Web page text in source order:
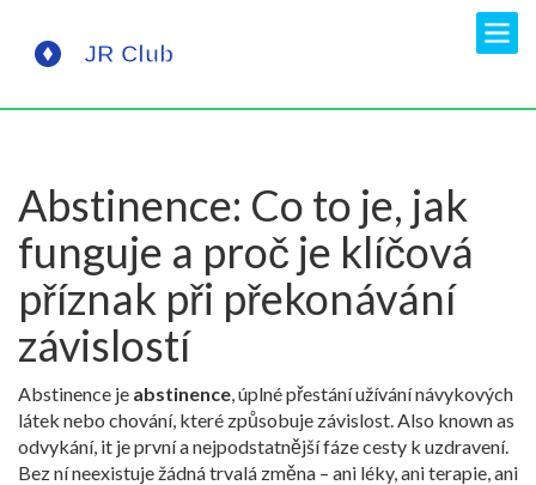
Abstinence: Co to je, jak
funguje a proč je klíčová
příznak při překonávání
závislostí
Abstinence je abstinence,úplné přestání užívání návykových
látek nebo chování, které způsobuje závislost. Also known as
odvykání, it je první a nejpodstatnější fáze cesty k uzdravení.
Bez ní neexistuje žádná trvalá změna – ani léky, ani terapie, ani